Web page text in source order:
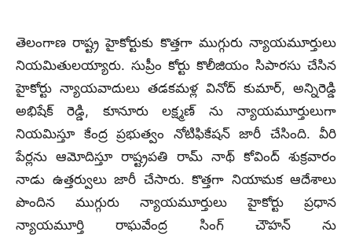
తెలంగాణ రాష్ట్ర హైకోర్టుకు కొత్తగా ముగ్గురు న్యాయమూర్తులు
నియమితులయ్యారు. సుప్రీం కోర్టు కొలీజియం సిపారసు చేసిన
హైకోర్టు న్యాయవాదులు తడకమళ్ల వినోద్ కుమార్, అన్నిరెడ్డి
అభిషేక్ రెడ్డి, కూనూరు లక్ష్మణ్ ను న్యాయమూర్తులుగా
నియమిస్తూ కేంద్ర ప్రభుత్వం నోటిఫికేషన్ జారీ చేసింది. వీరి
పేర్లను ఆమోదిస్తూ రాష్ట్రపతి రామ్ నాథ్ కోవింద్ శుక్రవారం
నాడు ఉత్తర్వులు జారీ చేసారు. కొత్తగా నియామక ఆదేశాలు
పొందిన ముగ్గురు న్యాయమూర్తులు హైకోర్టు ప్రధాన
న్యాయమూర్తి రాఘవేంద్ర సింగ్ చౌహన్ ను